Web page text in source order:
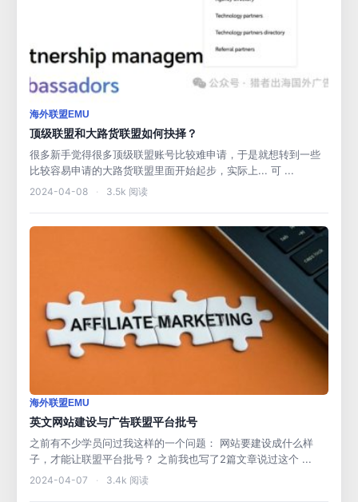
海外联盟EMU
顶级联盟和大路货联盟如何抉择？
很多新手觉得很多顶级联盟账号比较难申请，于是就想转到一些
比较容易申请的大路货联盟里面开始起步，实际上... 可 ...
2024-04-08 · 3.5k 阅读
海外联盟EMU
英文网站建设与广告联盟平台批号
之前有不少学员问过我这样的一个问题： 网站要建设成什么样
子，才能让联盟平台批号？ 之前我也写了2篇文章说过这个 ...
2024-04-07 · 3.4k 阅读